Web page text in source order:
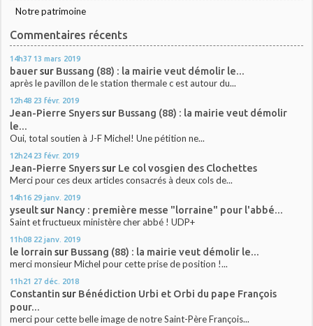
Notre patrimoine
Commentaires récents
14h37 13 mars 2019
bauersur Bussang (88) : la mairie veut démolir le...
après le pavillon de le station thermale c est autour du...
12h48 23 févr. 2019
Jean-Pierre Snyerssur Bussang (88) : la mairie veut démolir
le...
Oui, total soutien à J-F Michel! Une pétition ne...
12h24 23 févr. 2019
Jean-Pierre Snyerssur Le col vosgien des Clochettes
Merci pour ces deux articles consacrés à deux cols de...
14h16 29 janv. 2019
yseultsur Nancy : première messe "lorraine" pour l'abbé...
Saint et fructueux ministère cher abbé ! UDP+
11h08 22 janv. 2019
le lorrain sur Bussang (88) : la mairie veut démolir le...
merci monsieur Michel pour cette prise de position !...
11h21 27 déc. 2018
Constantin sur Bénédiction Urbi et Orbi du pape François
pour...
merci pour cette belle image de notre Saint-Père François...